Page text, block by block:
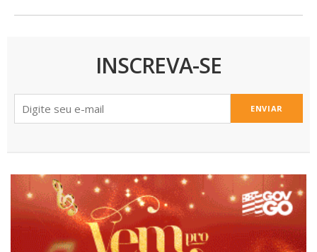
INSCREVA-SE
ENVIAR